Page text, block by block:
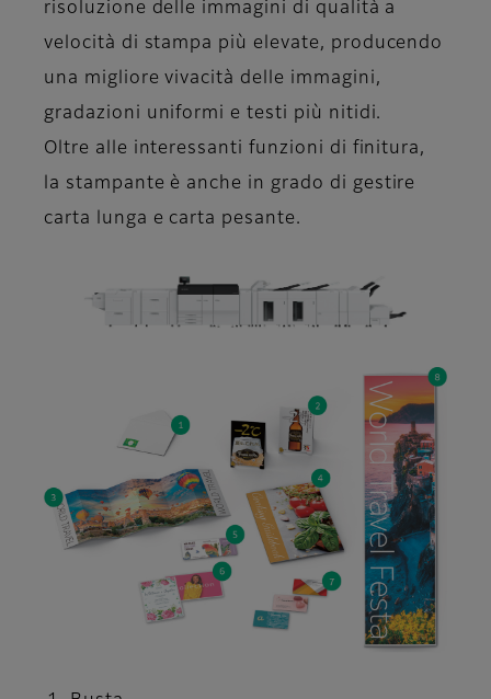
risoluzione delle immagini di qualità a
velocità di stampa più elevate, producendo
una migliore vivacità delle immagini,
gradazioni uniformi e testi più nitidi.
Oltre alle interessanti funzioni di finitura,
la stampante è anche in grado di gestire
carta lunga e carta pesante.